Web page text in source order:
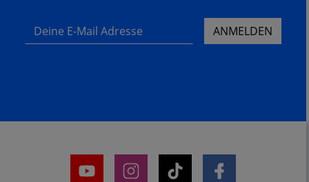
Deine E-Mail Adresse ANMELDEN